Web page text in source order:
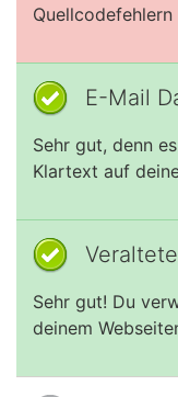
Quellcodefehlern
E-Mail
Sehr gut, denn
Klartext auf
Sehr gut! Du
deinem